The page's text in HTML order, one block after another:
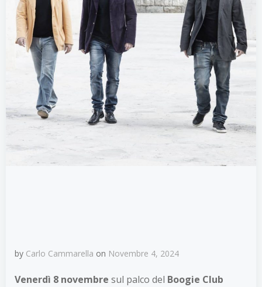
by Carlo Cammarella on Novembre 4, 2024
Venerdì 8 novembre sul palco del Boogie Club